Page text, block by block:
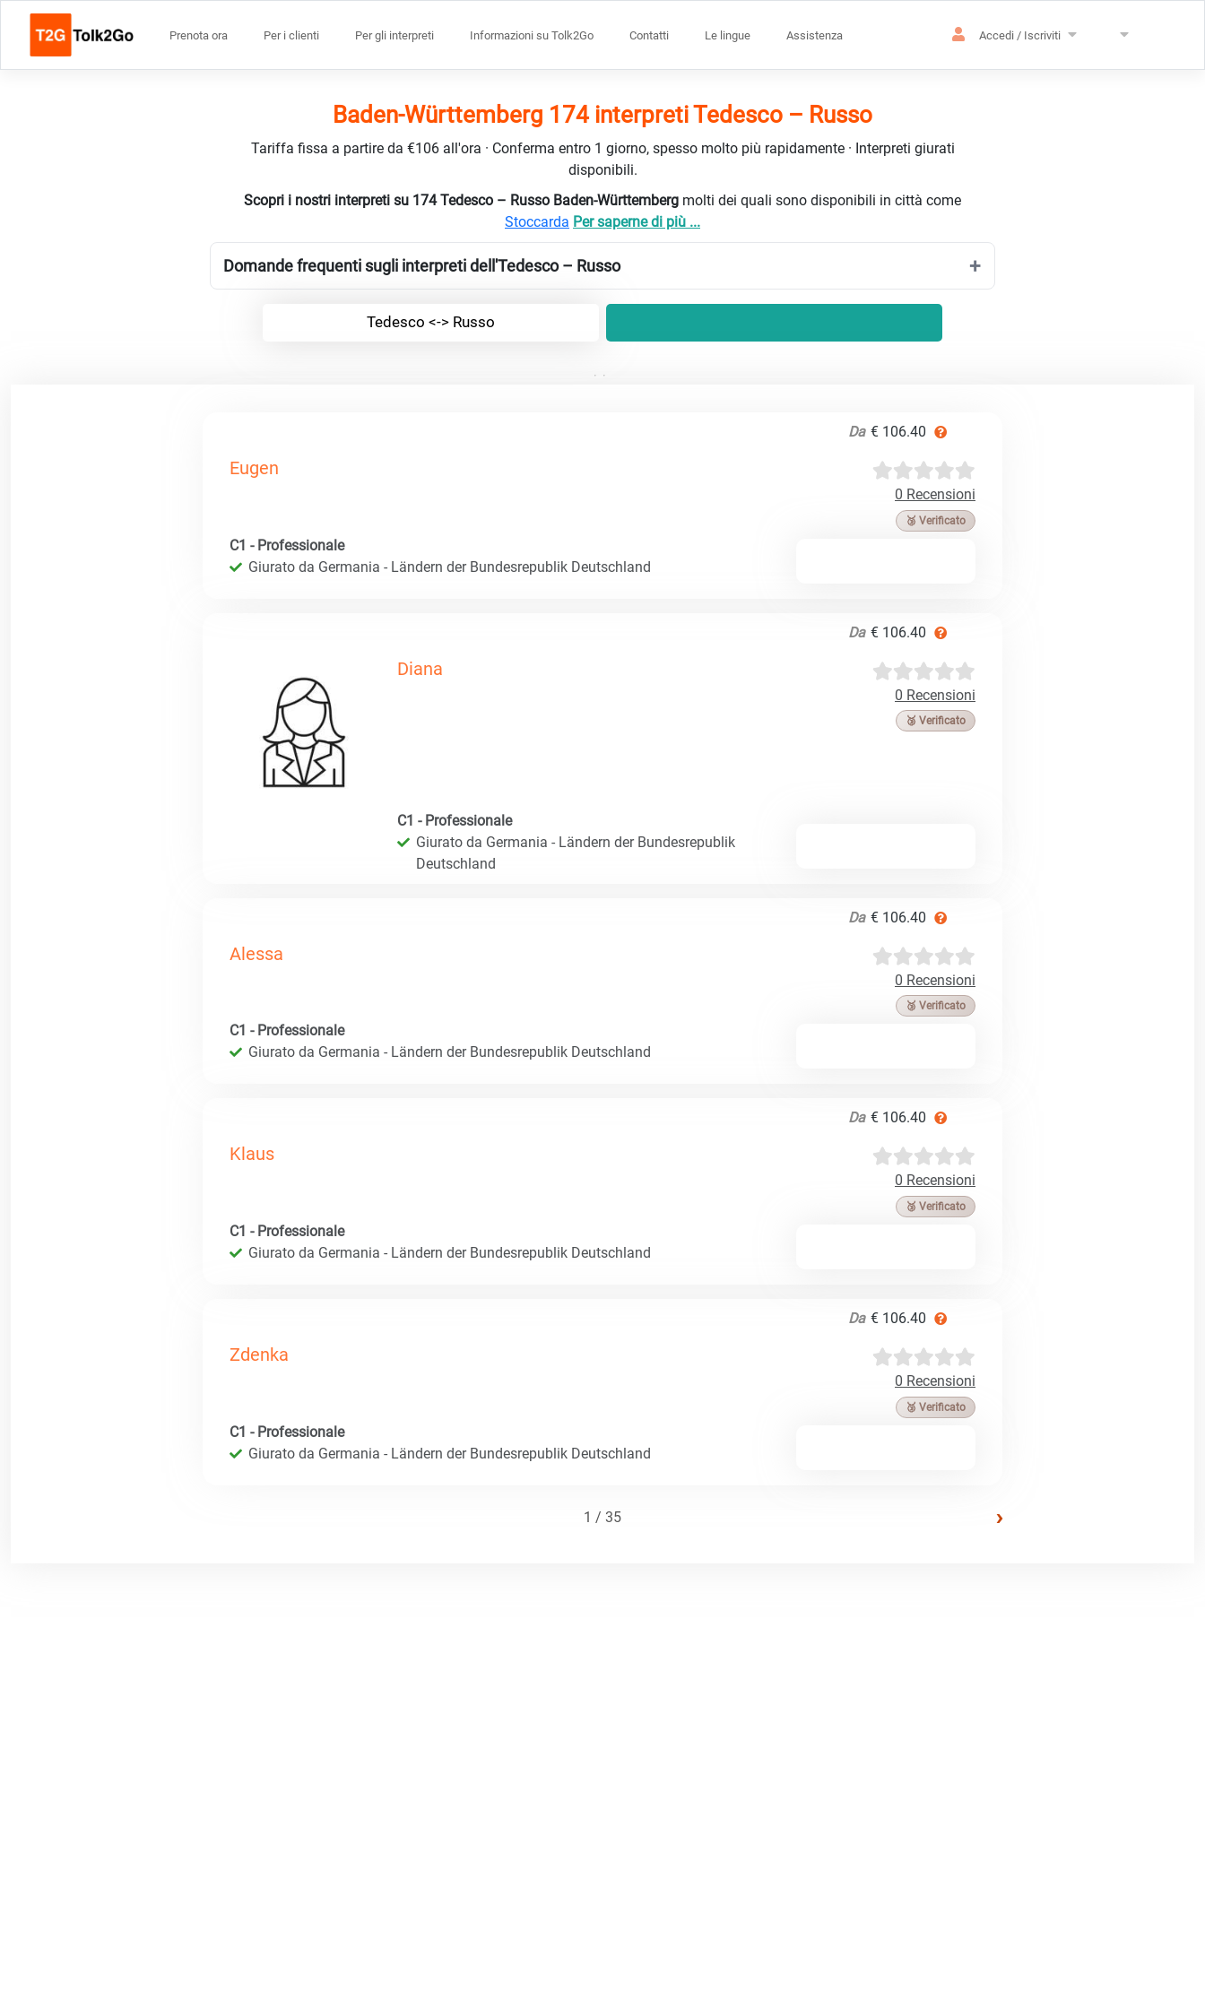
Prenota ora Per i clienti Per gli interpreti Informazioni su Tolk2Go Contatti Le lingue Assistenza Accedi / Iscriviti
Baden-Württemberg 174 interpreti Tedesco – Russo
Tariffa fissa a partire da €106 all'ora · Conferma entro 1 giorno, spesso molto più rapidamente · Interpreti giurati
disponibili.
Scopri i nostri interpreti su 174 Tedesco – Russo Baden-Württemberg molti dei quali sono disponibili in città come
Stoccarda Per saperne di più ...
Domande frequenti sugli interpreti dell'Tedesco – Russo
Tedesco <-> Russo
Da € 106.40
Eugen
0 Recensioni
🥉 Verificato
C1 - Professionale
Giurato da Germania - Ländern der Bundesrepublik Deutschland
Da € 106.40
Diana
0 Recensioni
🥉 Verificato
C1 - Professionale
Giurato da Germania - Ländern der Bundesrepublik
Deutschland
Da € 106.40
Alessa
0 Recensioni
🥉 Verificato
C1 - Professionale
Giurato da Germania - Ländern der Bundesrepublik Deutschland
Da € 106.40
Klaus
0 Recensioni
🥉 Verificato
C1 - Professionale
Giurato da Germania - Ländern der Bundesrepublik Deutschland
Da € 106.40
Zdenka
0 Recensioni
🥉 Verificato
C1 - Professionale
Giurato da Germania - Ländern der Bundesrepublik Deutschland
1 / 35 ›